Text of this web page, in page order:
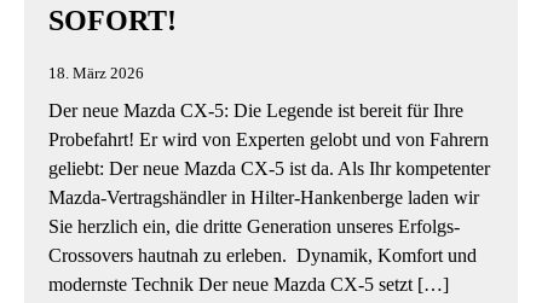
SOFORT!
18. März 2026
Der neue Mazda CX-5: Die Legende ist bereit für Ihre
Probefahrt! Er wird von Experten gelobt und von Fahrern
geliebt: Der neue Mazda CX-5 ist da. Als Ihr kompetenter
Mazda-Vertragshändler in Hilter-Hankenberge laden wir
Sie herzlich ein, die dritte Generation unseres Erfolgs-
Crossovers hautnah zu erleben. Dynamik, Komfort und
modernste Technik Der neue Mazda CX-5 setzt […]